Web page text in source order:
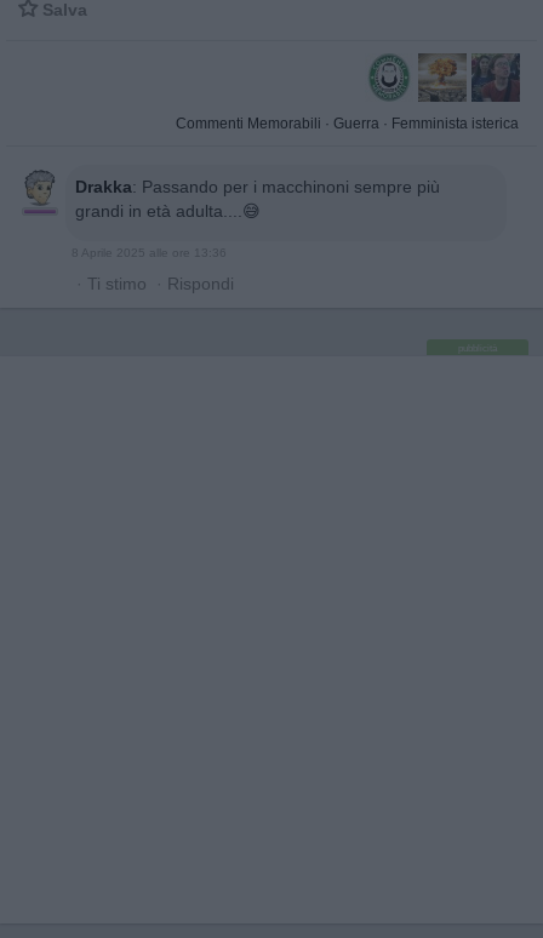
 Salva
Commenti Memorabili · Guerra · Femminista isterica
Drakka: Passando per i macchinoni sempre più
grandi in età adulta....😅
8 Aprile 2025 alle ore 13:36
· Ti stimo · Rispondi
pubblicità